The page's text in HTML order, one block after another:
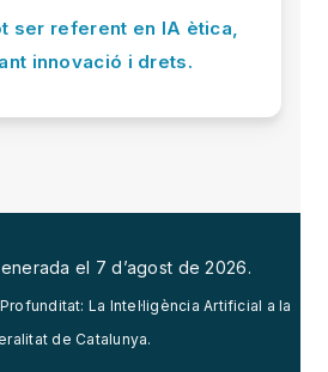
ser referent en IA ètica,
innovació i drets.
el 7 d’agost de 2026.
La Intel·ligència Artificial a la
de Catalunya.